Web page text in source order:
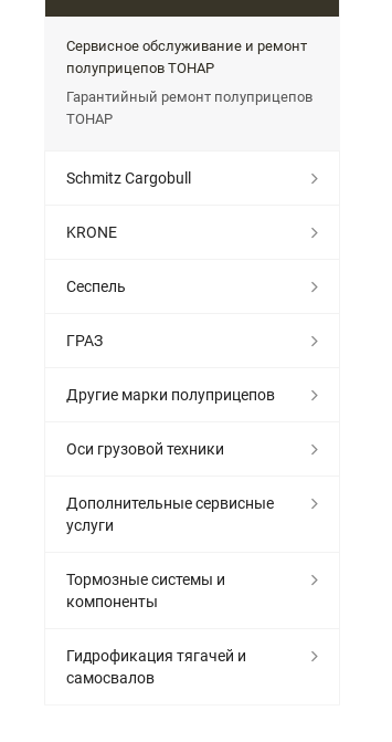
Сервисное обслуживание и ремонт
полуприцепов ТОНАР
Гарантийный ремонт полуприцепов
ТОНАР
Schmitz Cargobull
KRONE
Сеспель
ГРАЗ
Другие марки полуприцепов
Оси грузовой техники
Дополнительные сервисные
услуги
Тормозные системы и
компоненты
Гидрофикация тягачей и
самосвалов